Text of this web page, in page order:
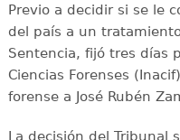
Previo a decidir si se le
del país a un
Sentencia, fijó tres días
Ciencias Forenses
forense a José Rubén
La decisión del Tribunal